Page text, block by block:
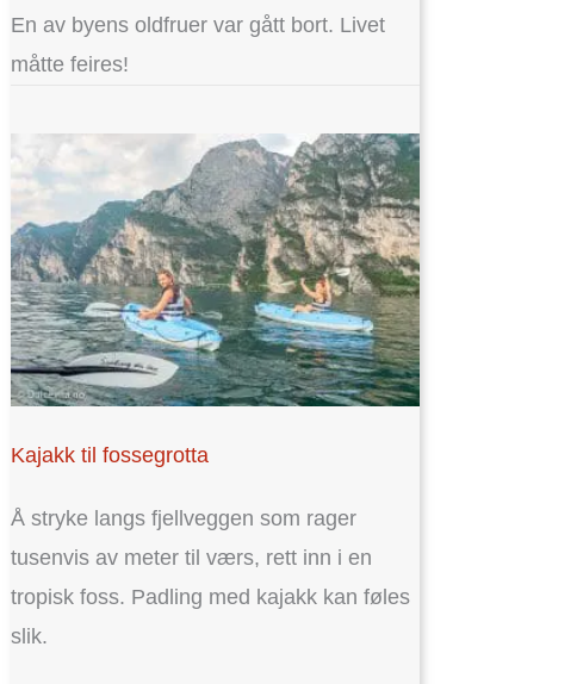
En av byens oldfruer var gått bort. Livet
måtte feires!
Kajakk til fossegrotta
Å stryke langs fjellveggen som rager
tusenvis av meter til værs, rett inn i en
tropisk foss. Padling med kajakk kan føles
slik.